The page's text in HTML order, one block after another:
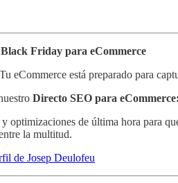
Friday para eCommerce
eCommerce está preparado para
Directo SEO para
optimizaciones de última hora para
la multitud.
de Josep Deulofeu